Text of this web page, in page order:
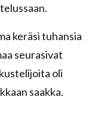
keräsi tuhansia
seurasivat
oli
saakka.